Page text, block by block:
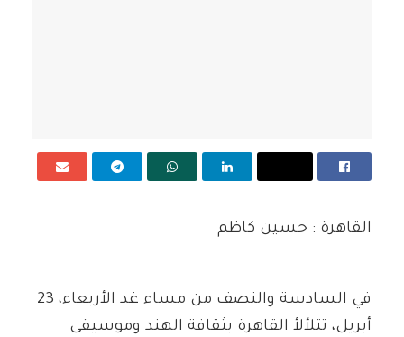
القاهرة : حسين كاظم
في السادسة والنصف من مساء غد الأربعاء، 23
أبريل، تتلألأ القاهرة بثقافة الهند وموسيقى